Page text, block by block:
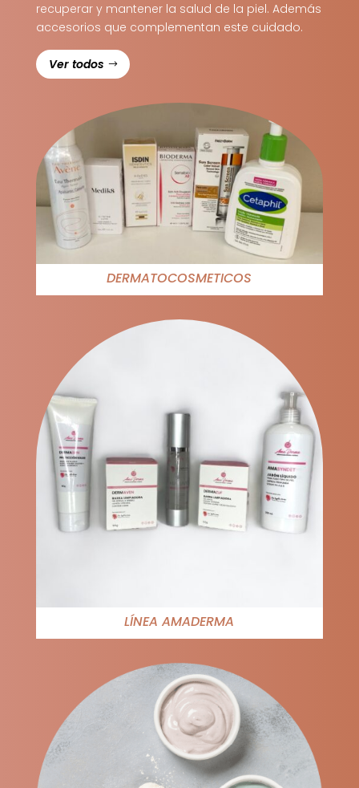
recuperar y mantener la salud de la piel. Además
accesorios que complementan este cuidado.
Ver todos
DERMATOCOSMETICOS
LÍNEA AMADERMA